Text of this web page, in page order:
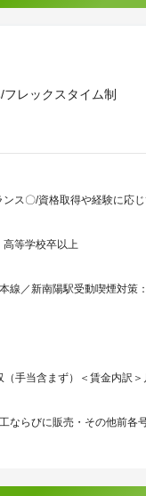
レックスタイム制
ス〇/資格取得や経験に応
高等学校卒以上
線／新南陽駅受動喫煙対策
手当含まず）＜賃金内訳
ならびに販売・その他前各